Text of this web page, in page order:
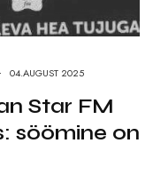
04.AUGUST 2025
Star FM
söömine on